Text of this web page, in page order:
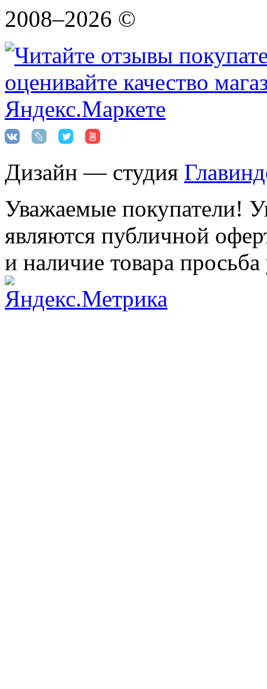
2008–2026 ©
Дизайн — студия
Уважаемые покупатели!
являются публичной
и наличие товара